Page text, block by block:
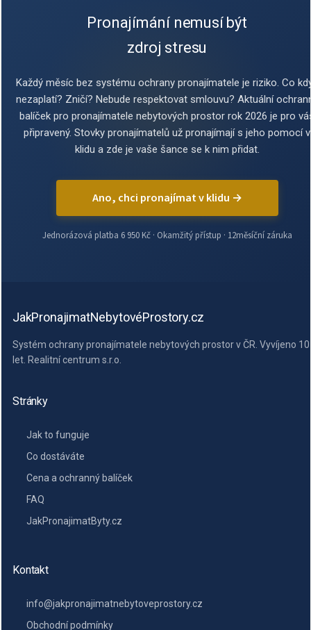
Pronajímání nemusí být
zdroj stresu
Každý měsíc bez systému ochrany pronajímatele je riziko. Co
nezaplatí? Zničí? Nebude respektovat smlouvu? Aktuální
balíček pro pronajímatele nebytových prostor rok 2026 je pro
připravený. Stovky pronajímatelů už pronajímají s jeho pomocí v
klidu a zde je vaše šance se k nim přidat.
Ano, chci pronajímat v klidu →
Jednorázová platba 6 950 Kč · Okamžitý přístup · 12měsíční záruka
JakPronajimatNebytovéProstory.cz
Systém ochrany pronajímatele nebytových prostor v ČR. Vyvíjeno
let. Realitní centrum s.r.o.
Stránky
Jak to funguje
Co dostáváte
Cena a ochranný balíček
FAQ
JakPronajimatByty.cz
Kontakt
info@jakpronajimatnebytoveprostory.cz
Obchodní podmínky